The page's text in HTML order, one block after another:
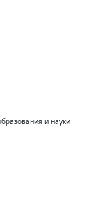
и науки